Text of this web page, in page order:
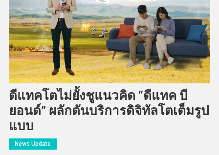
ดีแทคโตไม่ยั้งชูแนวคิด “ดีแทค บี
ยอนด์” ผลักดันบริการดิจิทัลโตเต็มรูป
แบบ
News Update